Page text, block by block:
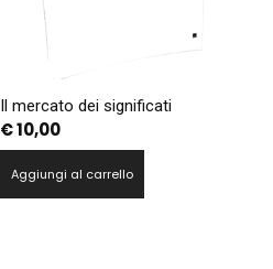
Il mercato dei significati
€10,00
Aggiungi al carrello